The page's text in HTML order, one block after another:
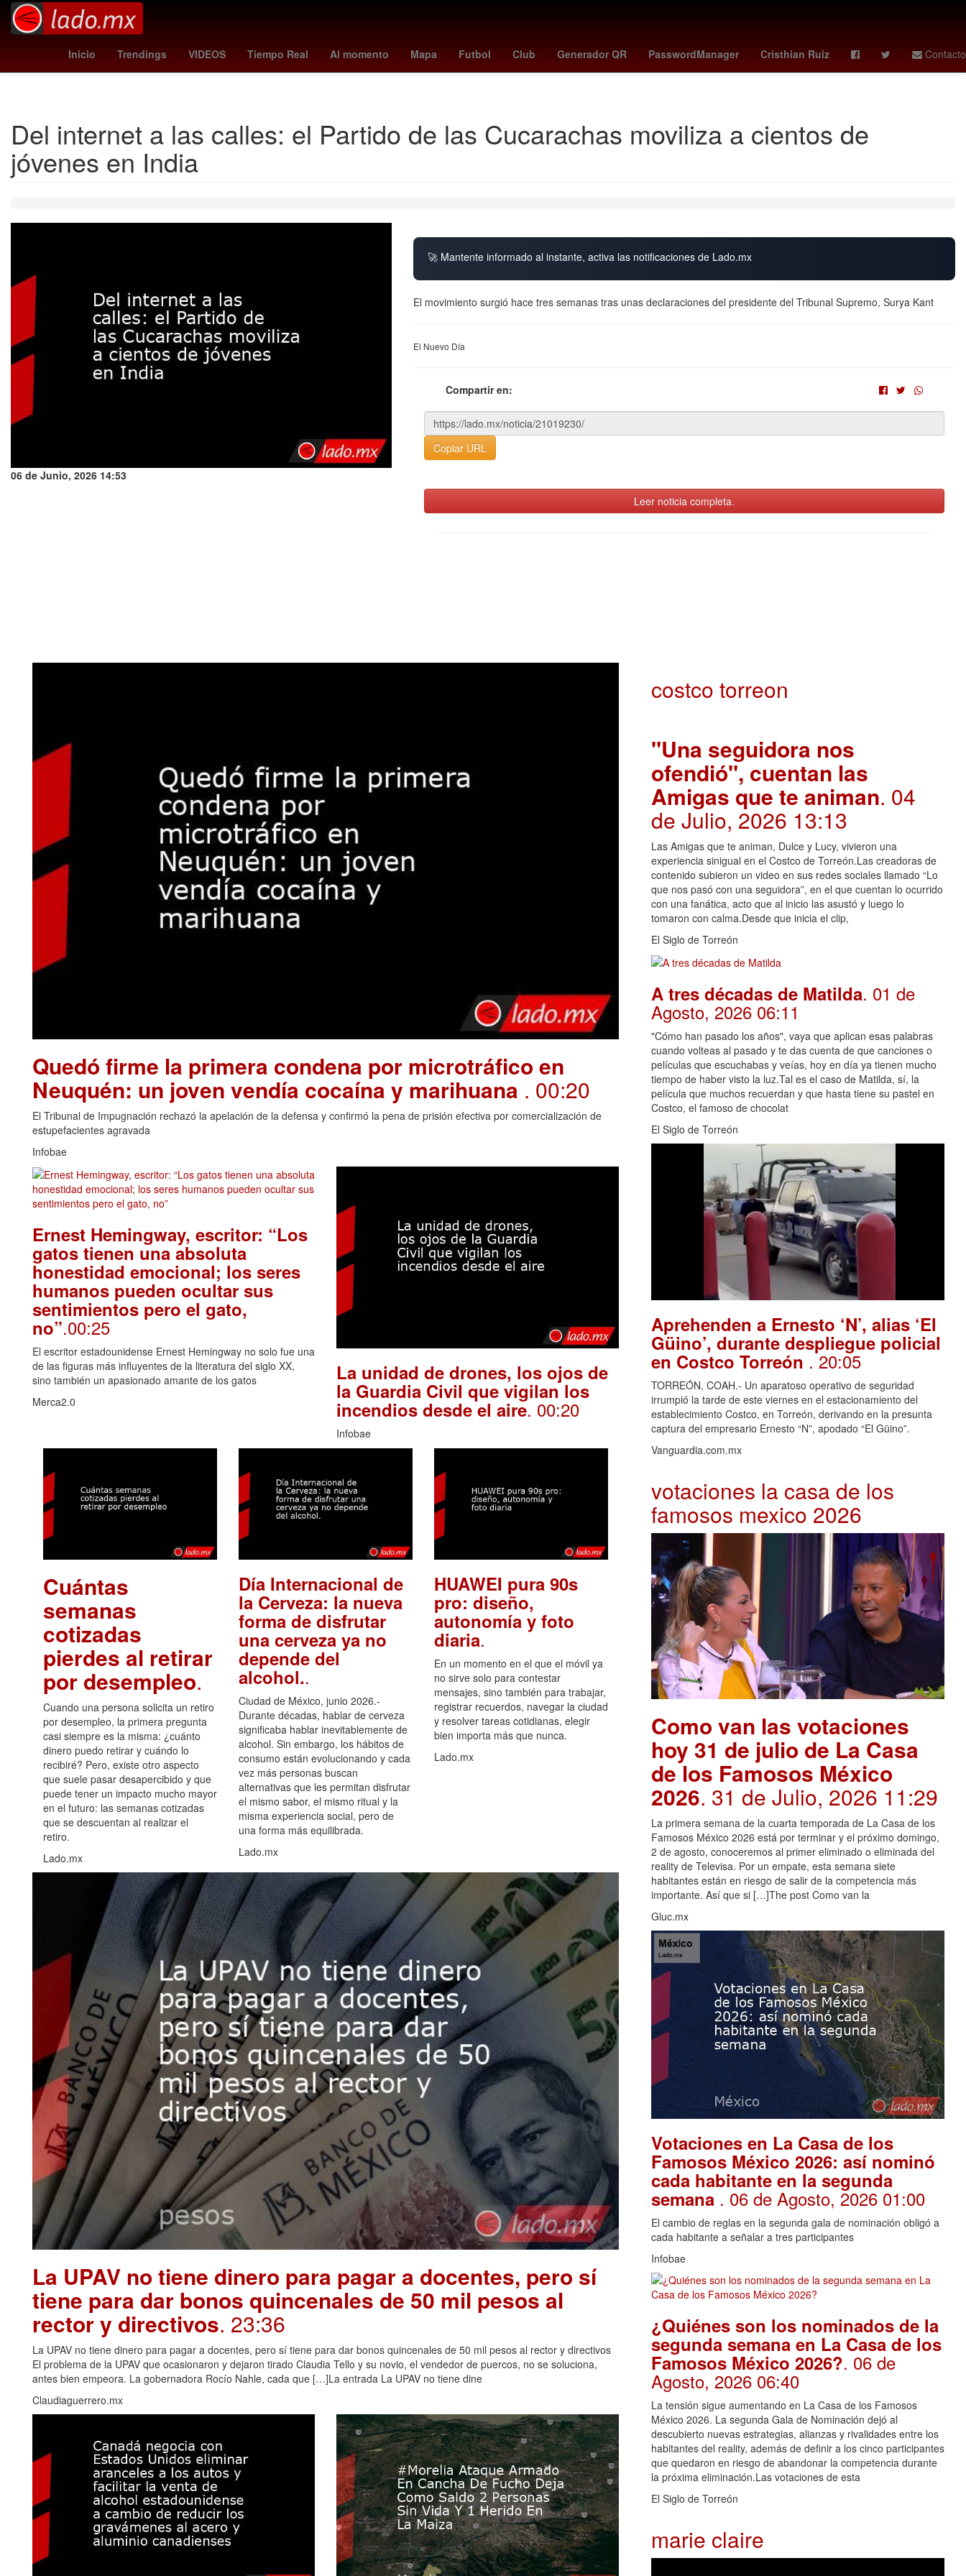
Inicio Trendings VIDEOS Tiempo Real Al momento Mapa Futbol Club Generador QR PasswordManager Cristhian Ruiz Contacto
sorteo lotería nacional Dólar estadounidense Nueva York Guillermo Almada Madrid Aguascalientes obsession votaciones la casa de los famosos mexico 2026
amanda anisimova
Del internet a las calles: el Partido de las Cucarachas moviliza a cientos de
jóvenes en India
06 de Junio, 2026 14:53
🚀 Mantente informado al instante, activa las notificaciones de Lado.mx
El movimiento surgió hace tres semanas tras unas declaraciones del presidente del Tribunal Supremo, Surya Kant
El Nuevo Día
Compartir en:
Copiar URL
Leer noticia completa.
Quedó firme la primera condena por microtráfico en
Neuquén: un joven vendía cocaína y marihuana . 00:20
El Tribunal de Impugnación rechazó la apelación de la defensa y confirmó la pena de prisión efectiva por comercialización de
estupefacientes agravada
Infobae
Ernest Hemingway, escritor: “Los
gatos tienen una absoluta
honestidad emocional; los seres
humanos pueden ocultar sus
sentimientos pero el gato,
no”.00:25
El escritor estadounidense Ernest Hemingway no solo fue una
de las figuras más influyentes de la literatura del siglo XX,
sino también un apasionado amante de los gatos
Merca2.0
La unidad de drones, los ojos de
la Guardia Civil que vigilan los
incendios desde el aire. 00:20
Infobae
Cuántas
semanas
cotizadas
pierdes al retirar
por desempleo.
Cuando una persona solicita un retiro
por desempleo, la primera pregunta
casi siempre es la misma: ¿cuánto
dinero puedo retirar y cuándo lo
recibiré? Pero, existe otro aspecto
que suele pasar desapercibido y que
puede tener un impacto mucho mayor
en el futuro: las semanas cotizadas
que se descuentan al realizar el
retiro.
Lado.mx
Día Internacional de
la Cerveza: la nueva
forma de disfrutar
una cerveza ya no
depende del
alcohol..
Ciudad de México, junio 2026.-
Durante décadas, hablar de cerveza
significaba hablar inevitablemente de
alcohol. Sin embargo, los hábitos de
consumo están evolucionando y cada
vez más personas buscan
alternativas que les permitan disfrutar
el mismo sabor, el mismo ritual y la
misma experiencia social, pero de
una forma más equilibrada.
Lado.mx
HUAWEI pura 90s
pro: diseño,
autonomía y foto
diaria.
En un momento en el que el móvil ya
no sirve solo para contestar
mensajes, sino también para trabajar,
registrar recuerdos, navegar la ciudad
y resolver tareas cotidianas, elegir
bien importa más que nunca.
Lado.mx
La UPAV no tiene dinero para pagar a docentes, pero sí
tiene para dar bonos quincenales de 50 mil pesos al
rector y directivos. 23:36
La UPAV no tiene dinero para pagar a docentes, pero sí tiene para dar bonos quincenales de 50 mil pesos al rector y directivos
El problema de la UPAV que ocasionaron y dejaron tirado Claudia Tello y su novio, el vendedor de puercos, no se soluciona,
antes bien empeora. La gobernadora Rocío Nahle, cada que […]La entrada La UPAV no tiene dine
Claudiaguerrero.mx
costco torreon
"Una seguidora nos
ofendió", cuentan las
Amigas que te animan. 04
de Julio, 2026 13:13
Las Amigas que te animan, Dulce y Lucy, vivieron una
experiencia sinigual en el Costco de Torreón.Las creadoras de
contenido subieron un video en sus redes sociales llamado “Lo
que nos pasó con una seguidora”, en el que cuentan lo ocurrido
con una fanática, acto que al inicio las asustó y luego lo
tomaron con calma.Desde que inicia el clip,
El Siglo de Torreón
A tres décadas de Matilda. 01 de
Agosto, 2026 06:11
"Cómo han pasado los años", vaya que aplican esas palabras
cuando volteas al pasado y te das cuenta de que canciones o
películas que escuchabas y veías, hoy en día ya tienen mucho
tiempo de haber visto la luz.Tal es el caso de Matilda, sí, la
película que muchos recuerdan y que hasta tiene su pastel en
Costco, el famoso de chocolat
El Siglo de Torreón
Aprehenden a Ernesto ‘N’, alias ‘El
Güino’, durante despliegue policial
en Costco Torreón . 20:05
TORREÓN, COAH.- Un aparatoso operativo de seguridad
irrumpió la tarde de este viernes en el estacionamiento del
establecimiento Costco, en Torreón, derivando en la presunta
captura del empresario Ernesto “N”, apodado “El Güino”.
Vanguardia.com.mx
votaciones la casa de los
famosos mexico 2026
Como van las votaciones
hoy 31 de julio de La Casa
de los Famosos México
2026. 31 de Julio, 2026 11:29
La primera semana de la cuarta temporada de La Casa de los
Famosos México 2026 está por terminar y el próximo domingo,
2 de agosto, conoceremos al primer eliminado o eliminada del
reality de Televisa. Por un empate, esta semana siete
habitantes están en riesgo de salir de la competencia más
importante. Así que si […]The post Como van la
Gluc.mx
Votaciones en La Casa de los
Famosos México 2026: así nominó
cada habitante en la segunda
semana . 06 de Agosto, 2026 01:00
El cambio de reglas en la segunda gala de nominación obligó a
cada habitante a señalar a tres participantes
Infobae
¿Quiénes son los nominados de la
segunda semana en La Casa de los
Famosos México 2026?. 06 de
Agosto, 2026 06:40
La tensión sigue aumentando en La Casa de los Famosos
México 2026. La segunda Gala de Nominación dejó al
descubierto nuevas estrategias, alianzas y rivalidades entre los
habitantes del reality, además de definir a los cinco participantes
que quedaron en riesgo de abandonar la competencia durante
la próxima eliminación.Las votaciones de esta
El Siglo de Torreón
marie claire